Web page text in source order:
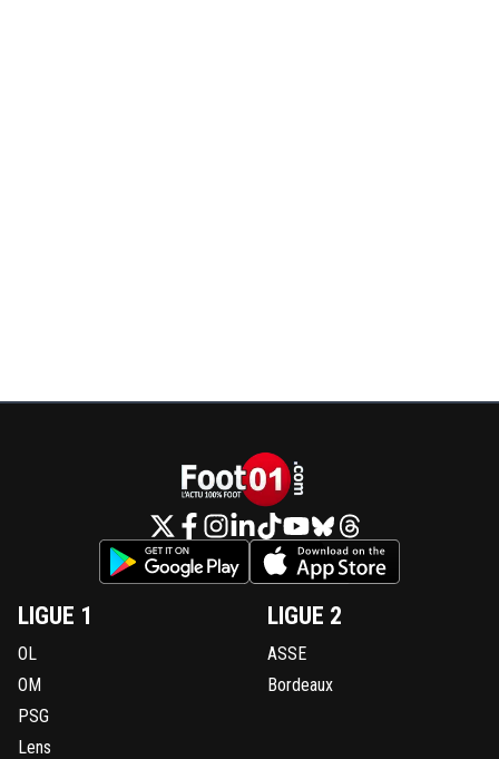
LIGUE 1
OL
OM
PSG
Lens
LIGUE 2
ASSE
Bordeaux